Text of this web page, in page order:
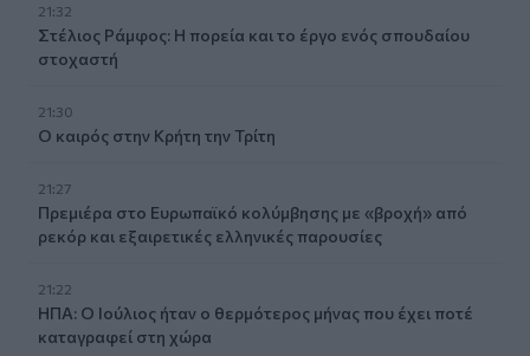
21:32
Στέλιος Ράμφος: Η πορεία και το έργο ενός σπουδαίου
στοχαστή
21:30
Ο καιρός στην Κρήτη την Τρίτη
21:27
Πρεμιέρα στο Ευρωπαϊκό κολύμβησης με «βροχή» από
ρεκόρ και εξαιρετικές ελληνικές παρουσίες
21:22
ΗΠΑ: Ο Ιούλιος ήταν ο θερμότερος μήνας που έχει ποτέ
καταγραφεί στη χώρα